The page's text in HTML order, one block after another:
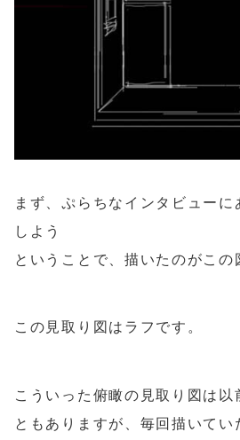
まず、ぷらちなインタビュー
しよう
ということで、描いたのがこの
この見取り図はラフです。
こういった俯瞰の見取り図は以
ともありますが、毎回描いてい